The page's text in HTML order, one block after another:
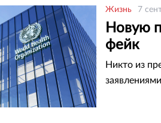
Жизнь 7
Новую
фейк
Никто из